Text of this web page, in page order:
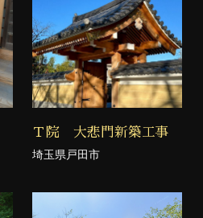
Ｔ院 大悲門新築工事
埼玉県戸田市